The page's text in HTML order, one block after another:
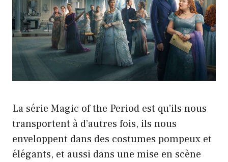
La série Magic of the Period est qu’ils nous
transportent à d’autres fois, ils nous
enveloppent dans des costumes pompeux et
élégants, et aussi dans une mise en scène